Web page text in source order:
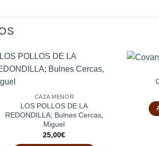
CAZA MENOR
LOS POLLOS DE LA
REDONDILLA; Bulnes Cercas,
Miguel
25,00€